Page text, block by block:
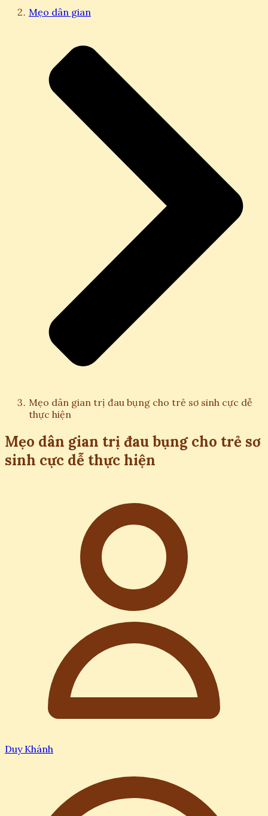
Mẹo dân gian
Mẹo dân gian trị đau bụng cho trẻ sơ sinh cực dễ
thực hiện
Mẹo dân gian trị đau bụng cho trẻ sơ
sinh cực dễ thực hiện
Duy Khánh